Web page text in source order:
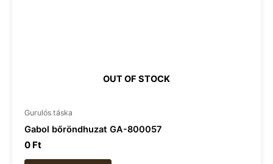
OUT OF STOCK
Gurulós táska
Gabol bőröndhuzat GA-800057
0 Ft